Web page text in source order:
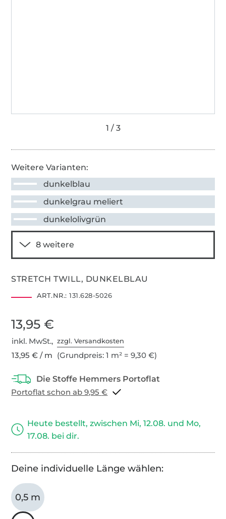
Weitere Varianten:
dunkelblau
dunkelgrau meliert
dunkelolivgrün
STRETCH TWILL, DUNKELBLAU
ART.NR.: 131.628-5026
13,95 €
inkl. MwSt.,zzgl. Versandkosten
13,95 € / m (Grundpreis: 1 m² = 9,30 €)
Portoflat schon ab 9,95 €
Heute bestellt, zwischen Mi, 12.08. und Mo,
17.08. bei dir.
Deine individuelle Länge wählen:
0,5 m